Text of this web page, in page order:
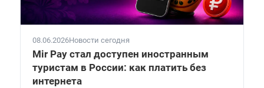
08.06.2026Новости сегодня
Mir Pay стал доступен иностранным
туристам в России: как платить без
интернета